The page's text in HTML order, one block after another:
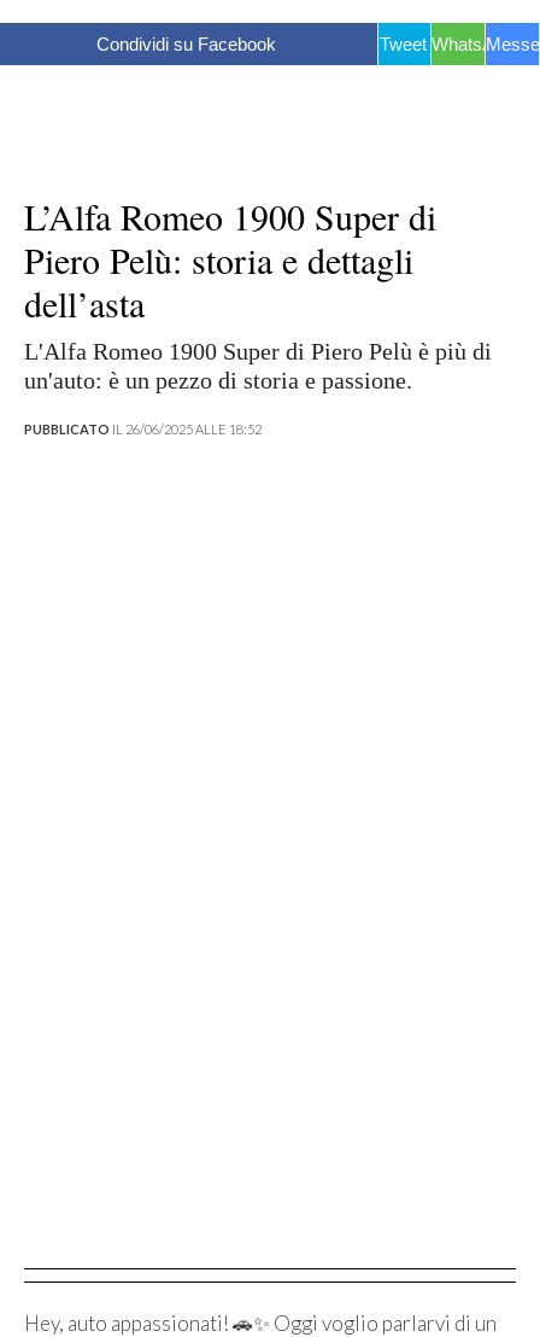
Condividi su Facebook Tweet WhatsApp
L’Alfa Romeo 1900 Super di
Piero Pelù: storia e dettagli
dell’asta
L'Alfa Romeo 1900 Super di Piero Pelù è più di
un'auto: è un pezzo di storia e passione.
PUBBLICATO IL 26/06/2025 ALLE 18:52
Hey, auto appassionati! 🚗✨ Oggi voglio parlarvi di un